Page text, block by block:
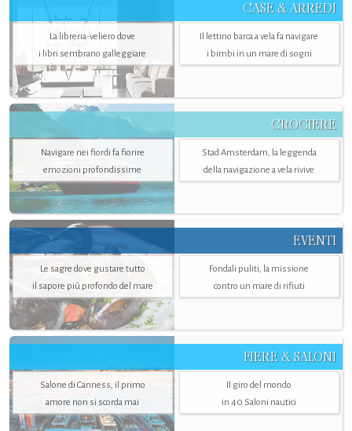
CASE & ARREDI
La libreria-veliero dove
i libri sembrano galleggiare
Il lettino barca a vela fa navigare
i bimbi in un mare di sogni
CROCIERE
Navigare nei fiordi fa fiorire
emozioni profondissime
Stad Amsterdam, la leggenda
della navigazione a vela rivive
EVENTI
Le sagre dove gustare tutto
il sapore più profondo del mare
Fondali puliti, la missione
contro un mare di rifiuti
FIERE & SALONI
Salone di Canness, il primo
amore non si scorda mai
Il giro del mondo
in 40 Saloni nautici